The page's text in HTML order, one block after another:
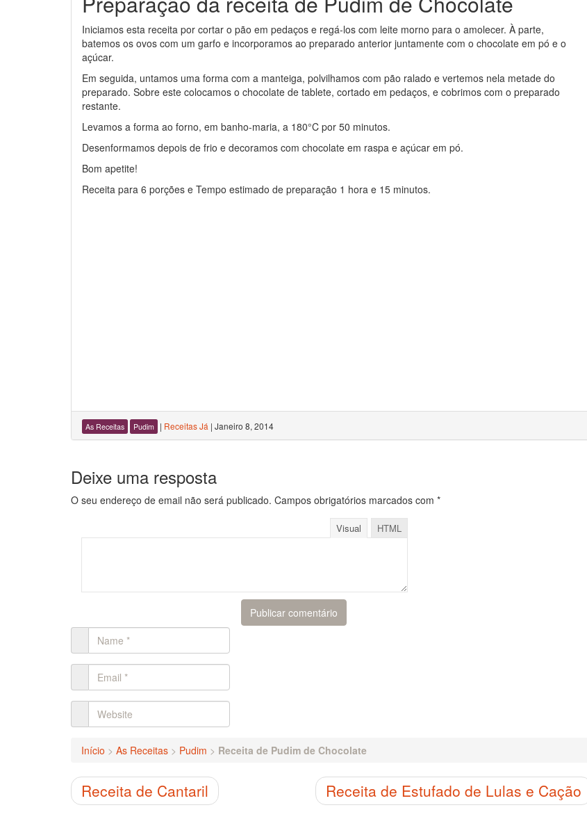
Iniciamos esta receita por cortar o pão em pedaços e regá-los com leite morno para o amolecer. À parte,
batemos os ovos com um garfo e incorporamos ao preparado anterior juntamente com o chocolate em pó e o
açúcar.
Em seguida, untamos uma forma com a manteiga, polvilhamos com pão ralado e vertemos nela metade do
preparado. Sobre este colocamos o chocolate de tablete, cortado em pedaços, e cobrimos com o preparado
restante.
Levamos a forma ao forno, em banho-maria, a 180°C por 50 minutos.
Desenformamos depois de frio e decoramos com chocolate em raspa e açúcar em pó.
Bom apetite!
Receita para 6 porções e Tempo estimado de preparação 1 hora e 15 minutos.
As Receitas Pudim | Receitas Já | Janeiro 8, 2014
Deixe uma resposta
O seu endereço de email não será publicado. Campos obrigatórios marcados com *
Visual HTML
Início > As Receitas > Pudim > Receita de Pudim de Chocolate
Receita de Estufado de Lulas e Cação
Receita de Cantaril